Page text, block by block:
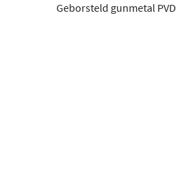
Geborsteld gunmetal PVD